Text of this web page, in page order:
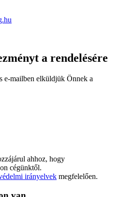
a rendelésére
e-mailben elküldjük Önnek a
ahhoz, hogy
cégünktől.
irányelvek megfelelően.